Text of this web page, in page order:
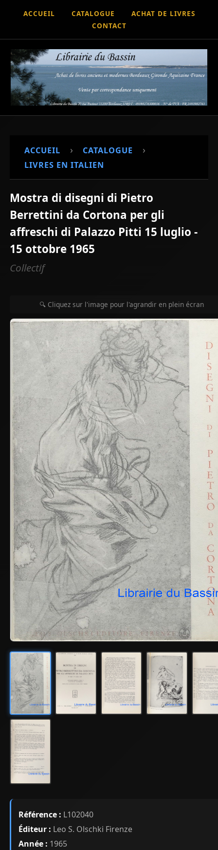
ACCUEIL CATALOGUE
ACHAT DE LIVRES
CONTACT
ACCUEIL › CATALOGUE ›
LIVRES EN ITALIEN
Mostra di disegni di Pietro
Berrettini da Cortona per gli
affreschi di Palazzo Pitti 15 luglio -
15 ottobre 1965
Collectif
🔍 Cliquez sur l'image pour l'agrandir en plein écran
Référence : L102040
Éditeur : Leo S. Olschki Firenze
Année : 1965